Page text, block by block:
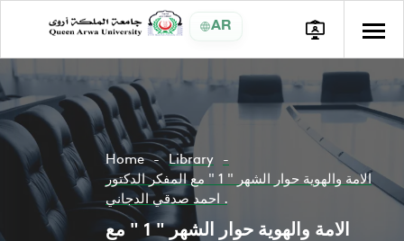
AR
Home
Library
الامة والهوية حوار الشهر " 1 " مع المفكر الدكتور
احمد صدقي الدجاني .
الامة والهوية حوار الشهر " 1 " مع